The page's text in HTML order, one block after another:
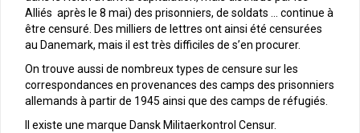
Alliés après le 8 mai) des prisonniers, de soldats … continue à
être censuré. Des milliers de lettres ont ainsi été censurées
au Danemark, mais il est très difficiles de s’en procurer.
On trouve aussi de nombreux types de censure sur les
correspondances en provenances des camps des prisonniers
allemands à partir de 1945 ainsi que des camps de réfugiés.
Il existe une marque Dansk Militaerkontrol Censur.